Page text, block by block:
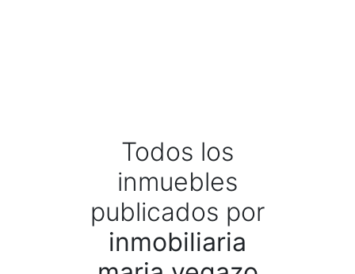
Todos los
inmuebles
publicados por
inmobiliaria